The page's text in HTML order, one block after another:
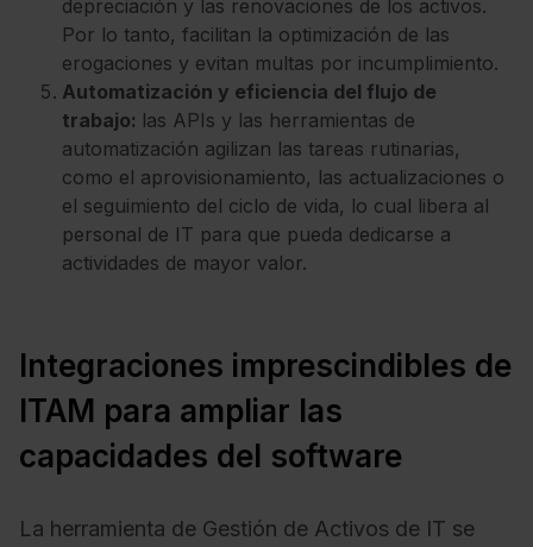
depreciación y las renovaciones de los activos.
Por lo tanto, facilitan la optimización de las
erogaciones y evitan multas por incumplimiento.
Automatización y eficiencia del flujo de
trabajo: las APIs y las herramientas de
automatización agilizan las tareas rutinarias,
como el aprovisionamiento, las actualizaciones o
el seguimiento del ciclo de vida, lo cual libera al
personal de IT para que pueda dedicarse a
actividades de mayor valor.
Integraciones imprescindibles de
ITAM para ampliar las
capacidades del software
La herramienta de Gestión de Activos de IT se